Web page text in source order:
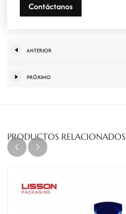
Contáctanos
ANTERIOR
PRÓXIMO
PRODUCTOS RELACIONADOS